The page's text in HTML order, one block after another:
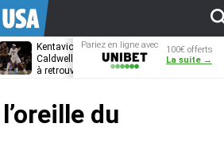
Kentavious
Caldwell-Pope prêt
à retrouver LeBron
Jonathan
Kuminga, le
Pariez en ligne avec
100€ offerts
La suite →
du